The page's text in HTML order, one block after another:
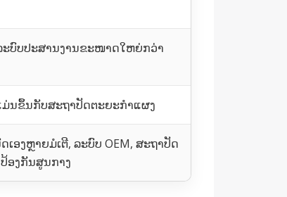
ບົບປະສານງານຂະໜາດໃຫຍ່ກວ່າ
ນຂຶ້ນກັບສະຖາປັດຕະຍະກໍາແຜງ
ເອງຫຼາຍມໍເຕີ, ລະບົບ OEM, ສະຖາປັດ
ອງກັນສູນກາງ